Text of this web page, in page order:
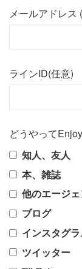
メールアドレス
ラインID(任意)
どうやって
知人、友人
本、雑誌
他のエージ
ブログ
インスタグ
ツイッター